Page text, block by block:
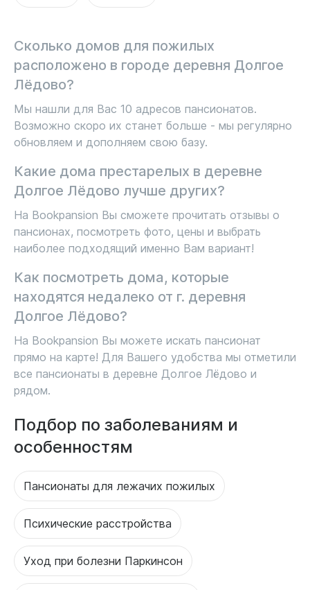
Сколько домов для пожилых
расположено в городе деревня Долгое
Лёдово?
Мы нашли для Вас 10 адресов пансионатов.
Возможно скоро их станет больше - мы регулярно
обновляем и дополняем свою базу.
Какие дома престарелых в деревне
Долгое Лёдово лучше других?
На Bookpansion Вы сможете прочитать отзывы о
пансионах, посмотреть фото, цены и выбрать
наиболее подходящий именно Вам вариант!
Как посмотреть дома, которые
находятся недалеко от г. деревня
Долгое Лёдово?
На Bookpansion Вы можете искать пансионат
прямо на карте! Для Вашего удобства мы отметили
все пансионаты в деревне Долгое Лёдово и
рядом.
Подбор по заболеваниям и
особенностям
Пансионаты для лежачих пожилых
Психические расстройства
Уход при болезни Паркинсон